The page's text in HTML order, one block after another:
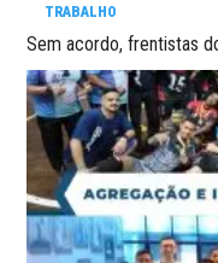
TRABALHO
Sem acordo, frentistas